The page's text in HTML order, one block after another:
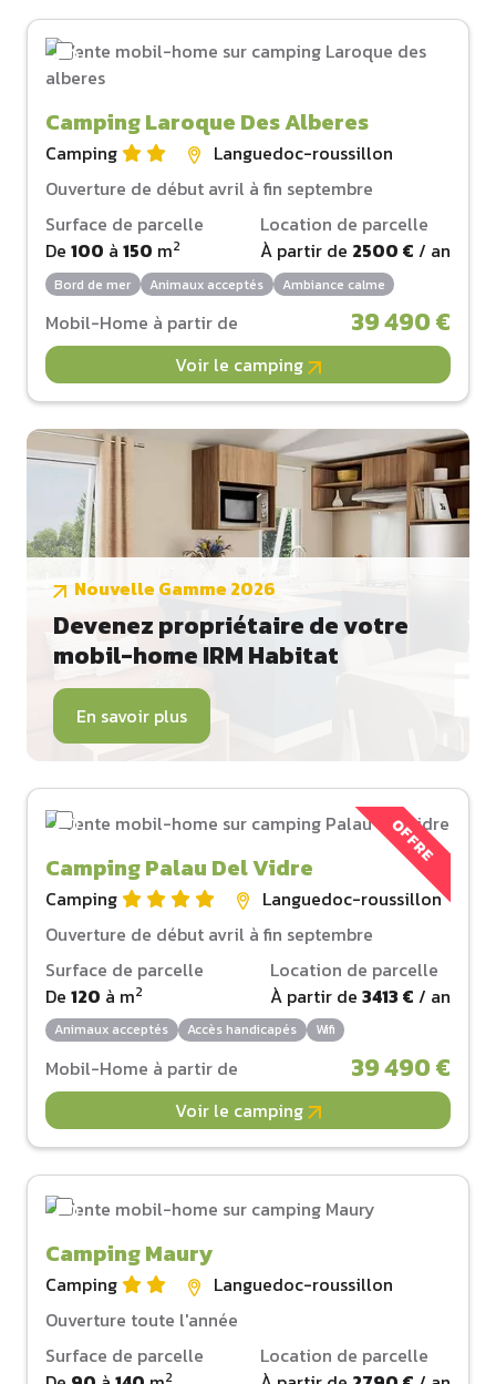
Camping Laroque Des Alberes
Camping
Languedoc-roussillon
Ouverture de début avril à fin septembre
Surface de parcelle
De 100 à 150 m2
Location de parcelle
À partir de 2500 € / an
Bord de mer Animaux acceptés Ambiance calme
Mobil-Home à partir de 39 490 €
Voir le camping
Nouvelle Gamme 2026
Devenez propriétaire de votre
mobil-home IRM Habitat
En savoir plus
OFFRE
Camping Palau Del Vidre
Camping
Languedoc-roussillon
Ouverture de début avril à fin septembre
Surface de parcelle
De 120 à m2
Location de parcelle
À partir de 3413 € / an
Animaux acceptés Accès handicapés Wifi
Mobil-Home à partir de 39 490 €
Voir le camping
Camping Maury
Camping
Languedoc-roussillon
Ouverture toute l'année
Surface de parcelle
2
Location de parcelle